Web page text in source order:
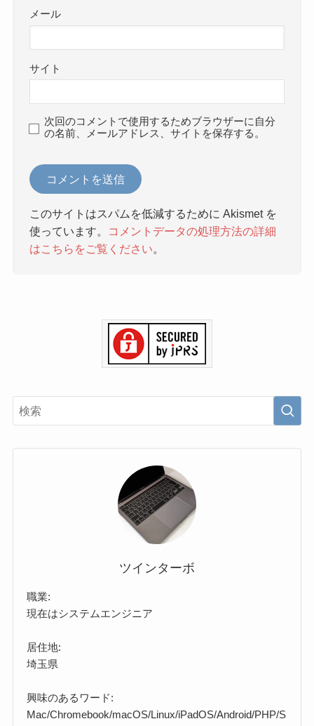
メール
サイト
次回のコメントで使用するためブラウザーに自分
の名前、メールアドレス、サイトを保存する。
このサイトはスパムを低減するために Akismet を
使っています。
コメントデータの処理方法の詳細
はこちらをご覧ください。
ツインターボ
職業:
現在はシステムエンジニア
居住地:
埼玉県
興味のあるワード:
Mac/Chromebook/macOS/Linux/iPadOS/Android/PHP/S